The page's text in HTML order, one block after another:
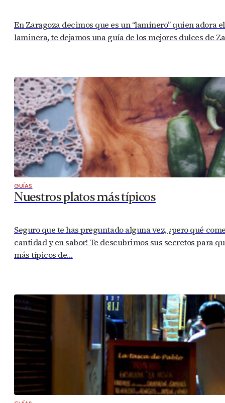
En Zaragoza decimos que es un “laminero” quien adora
laminera, te dejamos una guía de los mejores dulces de
GUÍAS
Nuestros platos más típicos
Seguro que te has preguntado alguna vez, ¿pero qué
cantidad y en sabor! Te descubrimos sus secretos para
más típicos de…